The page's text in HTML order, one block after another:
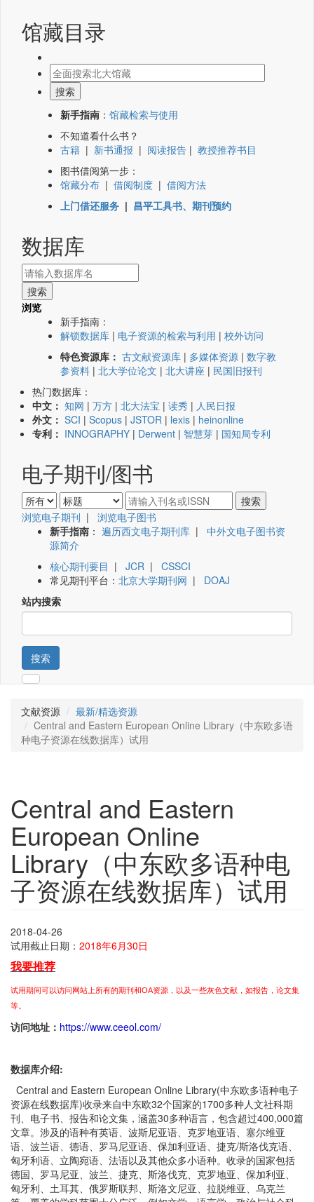
馆藏目录
新手指南 ： 馆藏检索与使用
不知道看什么书？
古籍 | 新书通报 | 阅读报告 | 教授推荐书目
图书借阅第一步：
馆藏分布 | 借阅制度 | 借阅方法
上门借还服务 | 昌平工具书、期刊预约
数据库
浏览
新手指南：
解锁数据库 | 电子资源的检索与利用 | 校外访问
特色资源库： 古文献资源库 | 多媒体资源 | 数字教
参资料 | 北大学位论文 | 北大讲座 | 民国旧报刊
热门数据库：
中文： 知网 | 万方 | 北大法宝 | 读秀 | 人民日报
外文： SCI | Scopus | JSTOR | lexis | heinonline
专利： INNOGRAPHY | Derwent | 智慧芽 | 国知局专利
电子期刊/图书
浏览电子期刊 | 浏览电子图书
新手指南 ： 遍历西文电子期刊库 | 中外文电子图书资
源简介
核心期刊要目 | JCR | CSSCI
常见期刊平台： 北京大学期刊网 | DOAJ
站内搜索
搜索
文献资源
最新/精选资源
Central and Eastern European Online Library（中东欧多语
种电子资源在线数据库）试用
Central and Eastern
European Online
Library（中东欧多语种电
子资源在线数据库）试用
2018-04-26
试用截止日期： 2018年6月30日
我要推荐
试用期间可以访问网站上所有的期刊和OA资源，以及一些灰色文献，如报告，论文集
等。
访问地址： https://www.ceeol.com/
数据库介绍:
Central and Eastern European Online Library(中东欧多语种电子
资源在线数据库)收录来自中东欧32个国家的1700多种人文社科期
刊、电子书、报告和论文集，涵盖30多种语言，包含超过400,000篇
文章。涉及的语种有英语、波斯尼亚语、克罗地亚语、塞尔维亚
语、波兰语、德语、罗马尼亚语、保加利亚语、捷克/斯洛伐克语、
匈牙利语、立陶宛语、法语以及其他众多小语种。收录的国家包括
德国、罗马尼亚、波兰、捷克、斯洛伐克、克罗地亚、保加利亚、
匈牙利、土耳其、俄罗斯联邦、斯洛文尼亚、拉脱维亚、乌克兰